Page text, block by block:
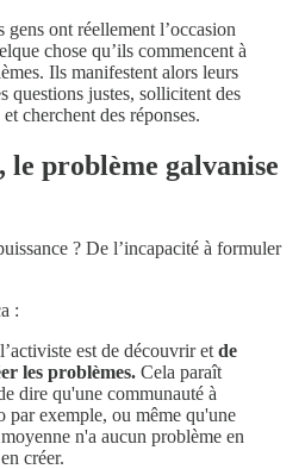
gens ont réellement l’occasion
chose qu’ils commencent à
Ils manifestent alors leurs
questions justes, sollicitent des
cherchent des réponses.
le problème galvanise
? De l’incapacité à formuler
:
est de découvrir et de
les problèmes. Cela paraît
dire qu'une communauté à
par exemple, ou même qu'une
n'a aucun problème en
créer.